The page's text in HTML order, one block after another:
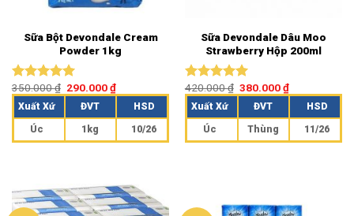
Sữa Bột Devondale Cream
Powder 1kg
Được xếp
hạng 5.00
350.000₫ 290.000₫
Xuất Xứ ĐVT HSD
Úc 1kg 10/26
Sữa Devondale Dâu Moo
Strawberry Hộp 200ml
Được xếp
hạng 5.00
420.000₫ 380.000₫
Xuất Xứ ĐVT HSD
Úc Thùng 11/26